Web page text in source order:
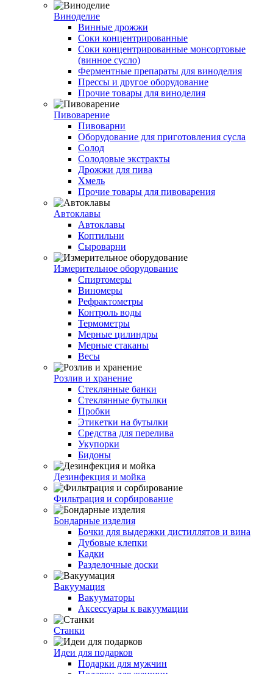
Виноделие
Винные дрожжи
Соки концентрированные
Соки концентрированные монсортовые
(винное сусло)
Ферментные препараты для виноделия
Прессы и другое оборудование
Прочие товары для виноделия
Пивоварение
Пивоварни
Оборудование для приготовления сусла
Солод
Солодовые экстракты
Дрожжи для пива
Хмель
Прочие товары для пивоварения
Автоклавы
Автоклавы
Коптильни
Сыроварни
Измерительное оборудование
Спиртомеры
Виномеры
Рефрактометры
Контроль воды
Термометры
Мерные цилиндры
Мерные стаканы
Весы
Розлив и хранение
Стеклянные банки
Стеклянные бутылки
Пробки
Этикетки на бутылки
Средства для перелива
Укупорки
Бидоны
Дезинфекция и мойка
Фильтрация и сорбирование
Бондарные изделия
Бочки для выдержки дистиллятов и вина
Дубовые клепки
Кадки
Разделочные доски
Вакуумация
Вакууматоры
Аксессуары к вакуумации
Станки
Идеи для подарков
Подарки для мужчин